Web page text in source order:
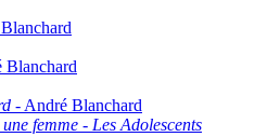
Blanchard
- André Blanchard
femme - Les Adolescents